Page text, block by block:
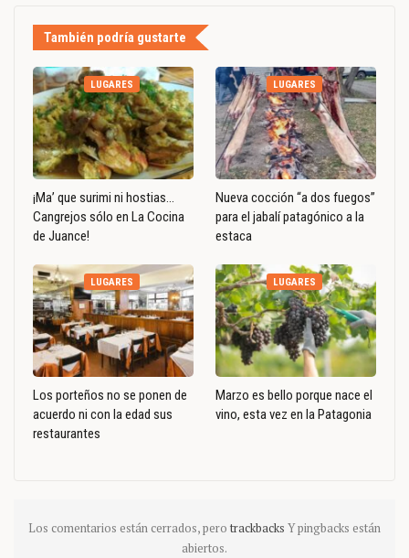
También podría gustarte
LUGARES
¡Ma’ que surimi ni hostias…
Cangrejos sólo en La Cocina
de Juance!
LUGARES
Nueva cocción “a dos fuegos”
para el jabalí patagónico a la
estaca
LUGARES
Los porteños no se ponen de
acuerdo ni con la edad sus
restaurantes
LUGARES
Marzo es bello porque nace el
vino, esta vez en la Patagonia
Los comentarios están cerrados, pero trackbacks Y pingbacks están
abiertos.